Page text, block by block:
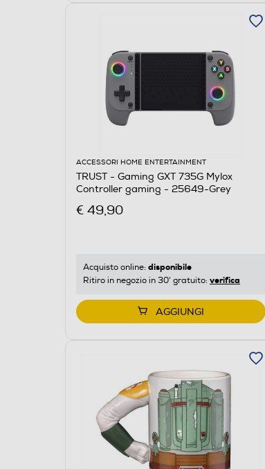
ACCESSORI HOME ENTERTAINMENT
TRUST - Gaming GXT 735G Mylox
Controller gaming - 25649-Grey
€ 49,90
Acquisto online: disponibile
Ritiro in negozio in 30' gratuito: verifica
AGGIUNGI